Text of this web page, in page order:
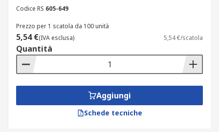
Codice RS 605-649
Prezzo per 1 scatola da 100 unità
5,54 €(IVA esclusa) 5,54 €/scatola
Quantità
Aggiungi
Schede tecniche